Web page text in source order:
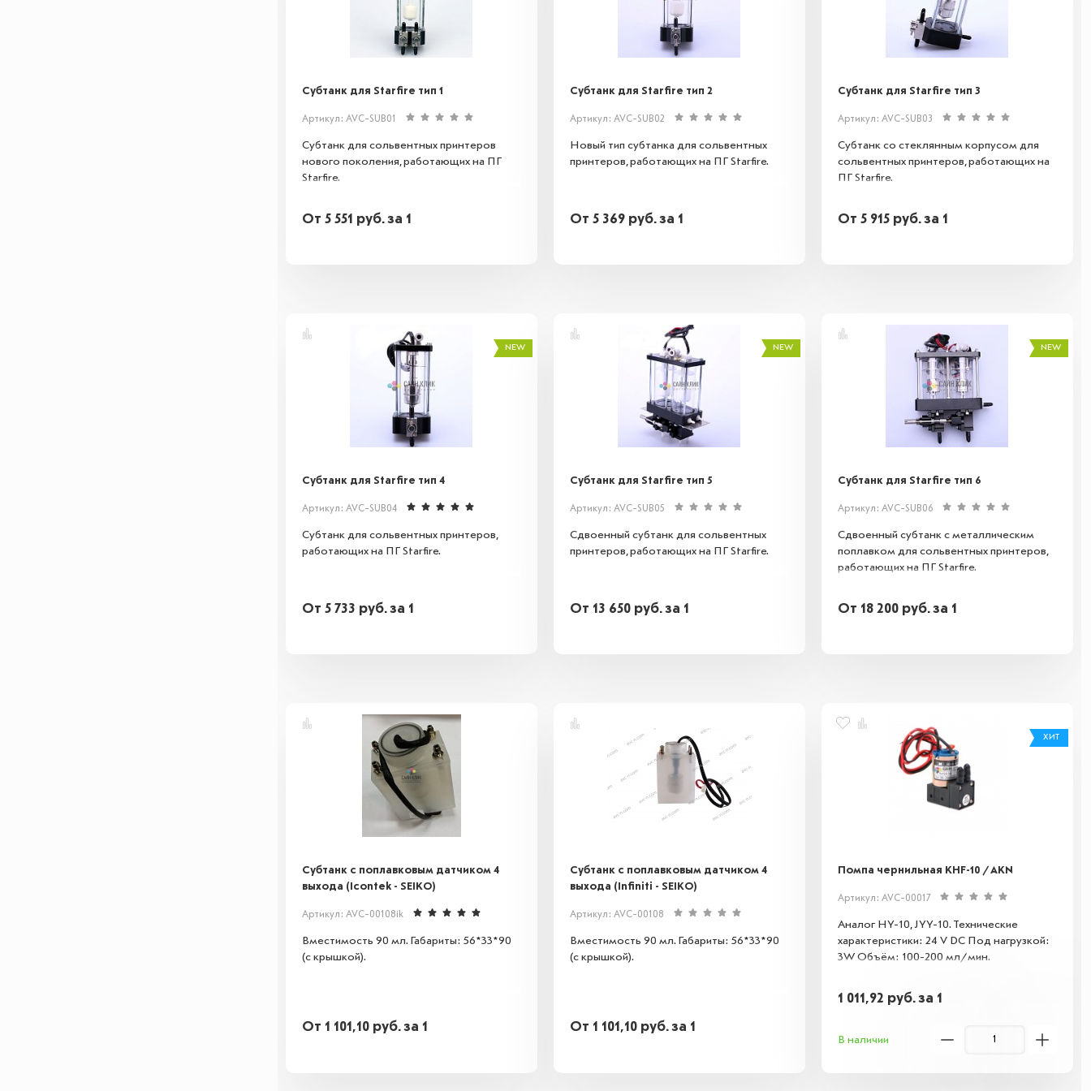
Субтанк для Starfire тип 1
Артикул: AVC-SUB01
Субтанк для сольвентных принтеров
нового поколения, работающих на ПГ
Starfire.
От 5 551 руб.за 1
Субтанк для Starfire тип 2
Артикул: AVC-SUB02
Новый тип субтанка для сольвентных
принтеров, работающих на ПГ Starfire.
От 5 369 руб.за 1
Субтанк для Starfire тип 3
Артикул: AVC-SUB03
Субтанк со стеклянным корпусом для
сольвентных принтеров, работающих на
ПГ Starfire.
От 5 915 руб.за 1
NEW
Субтанк для Starfire тип 4
Артикул: AVC-SUB04
Субтанк для сольвентных принтеров,
работающих на ПГ Starfire.
От 5 733 руб.за 1
NEW
Субтанк для Starfire тип 5
Артикул: AVC-SUB05
Сдвоенный субтанк для сольвентных
принтеров, работающих на ПГ Starfire.
От 13 650 руб.за 1
NEW
Субтанк для Starfire тип 6
Артикул: AVC-SUB06
Сдвоенный субтанк с металлическим
поплавком для сольвентных принтеров,
работающих на ПГ Starfire.
От 18 200 руб.за 1
Субтанк с поплавковым датчиком 4
выхода (Icontek - SEIKO)
Артикул: AVC-00108ik
Вместимость 90 мл. Габариты: 56*33*90
(с крышкой).
От 1 101,10 руб.за 1
Субтанк с поплавковым датчиком 4
выхода (Infiniti - SEIKO)
Артикул: AVC-00108
Вместимость 90 мл. Габариты: 56*33*90
(с крышкой).
От 1 101,10 руб.за 1
ХИТ
Помпа чернильная KHF-10 / AKN
Артикул: AVC-00017
Аналог HY-10, JYY-10. Технические
характеристики: 24 V DC Под нагрузкой:
3W Объём: 100-200 мл/мин.
1 011,92 руб.за 1
В наличии